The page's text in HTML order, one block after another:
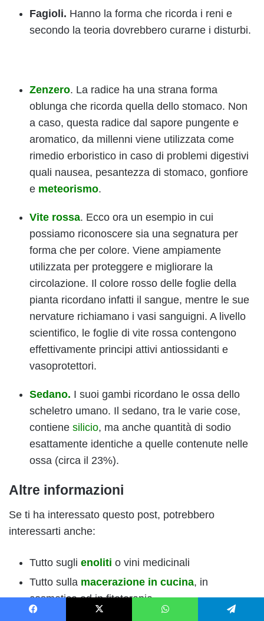
Fagioli. Hanno la forma che ricorda i reni e
secondo la teoria dovrebbero curarne i disturbi.
Zenzero. La radice ha una strana forma
oblunga che ricorda quella dello stomaco. Non
a caso, questa radice dal sapore pungente e
aromatico, da millenni viene utilizzata come
rimedio erboristico in caso di problemi digestivi
quali nausea, pesantezza di stomaco, gonfiore
e meteorismo.
Vite rossa. Ecco ora un esempio in cui
possiamo riconoscere sia una segnatura per
forma che per colore. Viene ampiamente
utilizzata per proteggere e migliorare la
circolazione. Il colore rosso delle foglie della
pianta ricordano infatti il sangue, mentre le sue
nervature richiamano i vasi sanguigni. A livello
scientifico, le foglie di vite rossa contengono
effettivamente principi attivi antiossidanti e
vasoprotettori.
Sedano. I suoi gambi ricordano le ossa dello
scheletro umano. Il sedano, tra le varie cose,
contiene silicio, ma anche quantità di sodio
esattamente identiche a quelle contenute nelle
ossa (circa il 23%).
Altre informazioni
Se ti ha interessato questo post, potrebbero
interessarti anche:
Tutto sugli enoliti o vini medicinali
Tutto sulla macerazione in cucina, in
cosmetica ed in fitoterapia